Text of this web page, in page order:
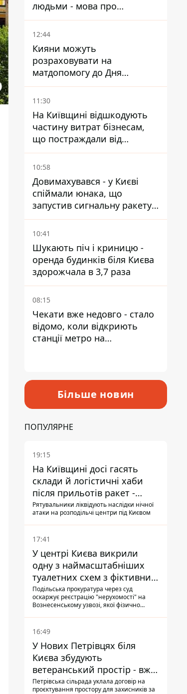
людьми - мова про
сурогатне материнство
12:44
Кияни можуть
розраховувати на
матдопомогу до Дня
незалежності - кому її
дадуть
11:30
На Київщині відшкодують
частину витрат бізнесам,
що постраждали від
прильотів ракет
10:58
Довимахувався - у Києві
спіймали юнака, що
запустив сигнальну ракету,
аби потішити дівчат
10:41
Шукають піч і криницю -
оренда будинків біля Києва
здорожчала в 3,7 раза
08:15
Чекати вже недовго - стало
відомо, коли відкриють
станції метро на
Більше новин
ПОПУЛЯРНЕ
19:15
На Київщині досі гасять
склади й логістичні хаби
після прильотів ракет -
ДСНС
Рятувальники ліквідують наслідки нічної
атаки на розподільчі центри під Києвом
17:41
У центрі Києва викрили
одну з наймасштабніших
туалетних схем з фіктивним
будинком
Подільська прокуратура через суд
оскаржує реєстрацію "нерухомості" на
Вознесенському узвозі, якої фізично
обслуговування" земельну ділянку
16:49
У Нових Петрівцях біля
Києва збудують
ветеранський простір - вже
знайшли проєктанта
Петрівська сільрада уклала договір на
проєктування простору для захисників за